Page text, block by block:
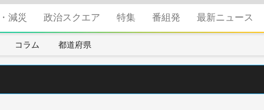
減災 政治スクエア 特集 番組発 最新ニュース
コラム 都道府県